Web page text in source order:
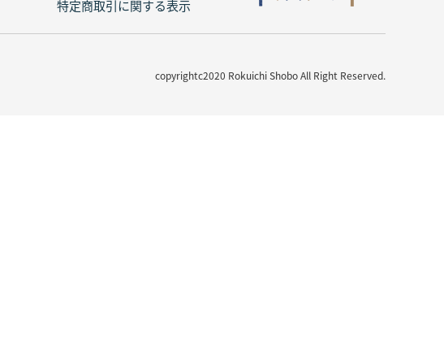
特定商取引に関する表示
copyrightc2020 Rokuichi Shobo All Right Reserved.